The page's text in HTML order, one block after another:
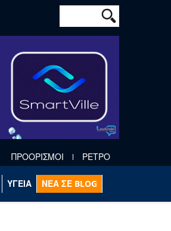
Φόρμα
Αναζήτηση
ΠΡΟΟΡΙΣΜΟΙ ΡΕΤΡΟ
ΥΓΕΙΑ ΝΕΑ ΣΕ BLOG